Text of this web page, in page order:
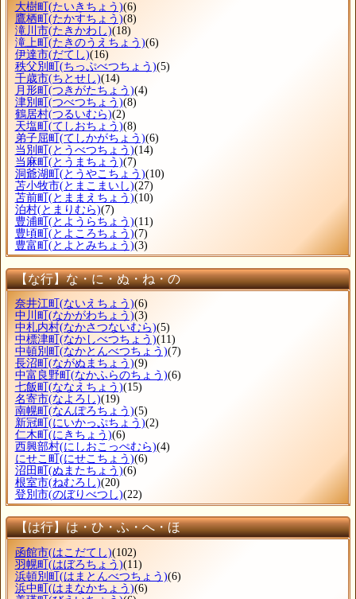
大樹町 (たいきちょう)(6)
鷹栖町 (たかすちょう)(8)
滝川市(たきかわし)(18)
滝上町 (たきのうえちょう)(6)
伊達市(だてし)(16)
秩父別町 (ちっぷべつちょう)(5)
千歳市(ちとせし)(14)
月形町 (つきがたちょう)(4)
津別町 (つべつちょう)(8)
鶴居村(つるいむら)(2)
天塩町 (てしおちょう)(8)
弟子屈町 (てしかがちょう)(6)
当別町 (とうべつちょう)(14)
当麻町 (とうまちょう)(7)
洞爺湖町 (とうやこちょう)(10)
苫小牧市(とまこまいし)(27)
苫前町 (とままえちょう)(10)
泊村(とまりむら)(7)
豊浦町 (とようらちょう)(11)
豊頃町 (とよころちょう)(7)
豊富町 (とよとみちょう)(3)
【な行】な・に・ぬ・ね・の
奈井江町 (ないえちょう)(6)
中川町 (なかがわちょう)(3)
中札内村(なかさつないむら)(5)
中標津町 (なかしべつちょう)(11)
中頓別町 (なかとんべつちょう)(7)
長沼町 (ながぬまちょう)(9)
中富良野町 (なかふらのちょう)(6)
七飯町 (ななえちょう)(15)
名寄市(なよろし)(19)
南幌町 (なんぽろちょう)(5)
新冠町 (にいかっぷちょう)(2)
仁木町 (にきちょう)(6)
西興部村(にしおこっぺむら)(4)
にせこ町 (にせこちょう)(6)
沼田町 (ぬまたちょう)(6)
根室市(ねむろし)(20)
登別市(のぼりべつし)(22)
【は行】は・ひ・ふ・へ・ほ
函館市(はこだてし)(102)
羽幌町 (はぼろちょう)(11)
浜頓別町 (はまとんべつちょう)(6)
浜中町 (はまなかちょう)(6)